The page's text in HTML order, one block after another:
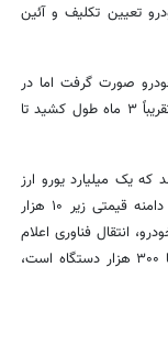
پایان خردادماه سال ۱۴۰۱ واردات خودرو تعیین تکلیف و آئین
صورت گرفت اما در
نهایت آئین نامه واردات خودرو تنظیم و وعده واردات خودرو تا شهریور ماه داده شد؛ منتهی تقریباً ۳ ماه طول کشید تا
یک میلیارد یورو ارز
برای واردات خودرو در نظر گرفته شده است که این خودروها شامل خودروهای اقتصادی با دامنه قیمتی زیر ۱۰ هزار
خودرو، انتقال فناوری اعلام
۳۰۰ هزار دستگاه است،